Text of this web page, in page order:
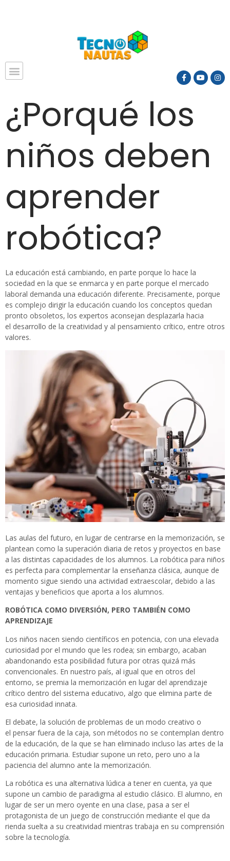
¿Porqué los
niños deben
aprender
robótica?
La educación está cambiando, en parte porque lo hace la
sociedad en la que se enmarca y en parte porque el mercado
laboral demanda una educación diferente. Precisamente, porque
es complejo dirigir la educación cuando los conceptos quedan
pronto obsoletos, los expertos aconsejan desplazarla hacia
el desarrollo de la creatividad y al pensamiento crítico, entre otros
valores.
Las aulas del futuro, en lugar de centrarse en la memorización, se
plantean como la superación diaria de retos y proyectos en base
a las distintas capacidades de los alumnos. La robótica para niños
es perfecta para complementar la enseñanza clásica, aunque de
momento sigue siendo una actividad extraescolar, debido a las
ventajas y beneficios que aporta a los alumnos.
ROBÓTICA COMO DIVERSIÓN, PERO TAMBIÉN COMO
APRENDIZAJE
Los niños nacen siendo científicos en potencia, con una elevada
curiosidad por el mundo que les rodea; sin embargo, acaban
abandonando esta posibilidad futura por otras quizá más
convencionales. En nuestro país, al igual que en otros del
entorno, se premia la memorización en lugar del aprendizaje
crítico dentro del sistema educativo, algo que elimina parte de
esa curiosidad innata.
El debate, la solución de problemas de un modo creativo o
el pensar fuera de la caja, son métodos no se contemplan dentro
de la educación, de la que se han eliminado incluso las artes de la
educación primaria. Estudiar supone un reto, pero uno a la
paciencia del alumno ante la memorización.
La robótica es una alternativa lúdica a tener en cuenta, ya que
supone un cambio de paradigma al estudio clásico. El alumno, en
lugar de ser un mero oyente en una clase, pasa a ser el
protagonista de un juego de construcción mediante el que da
rienda suelta a su creatividad mientras trabaja en su comprensión
sobre la tecnología.